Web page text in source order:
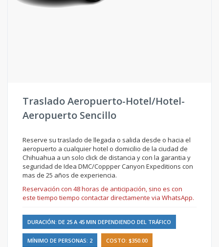
Traslado Aeropuerto-Hotel/Hotel-
Aeropuerto Sencillo
Reserve su traslado de llegada o salida desde o hacia el
aeropuerto a cualquier hotel o domicilio de la ciudad de
Chihuahua a un solo click de distancia y con la garantia y
seguridad de Idea DMC/Coppper Canyon Expeditions con
mas de 25 años de experiencia.
Reservación con 48 horas de anticipación, sino es con
este tiempo tiempo contactar directamente via WhatsApp.
DURACIÓN: DE 25 A 45 MIN DEPENDIENDO DEL TRÁFICO
MÍNIMO DE PERSONAS: 2 COSTO: $350.00